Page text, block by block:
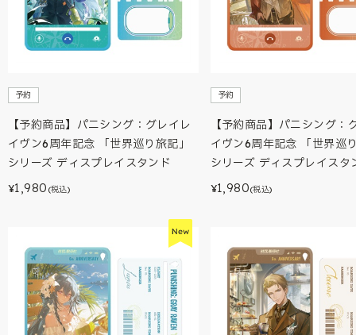
予約
【予約商品】パニシング：グレイレ
イヴン6周年記念 「世界巡り旅記」
シリーズ ディスプレイスタンド
¥1,980 (税込)
予約
【予約商品】パニシング：
イヴン6周年記念 「世界巡
シリーズ ディスプレイスタ
¥1,980(税込)